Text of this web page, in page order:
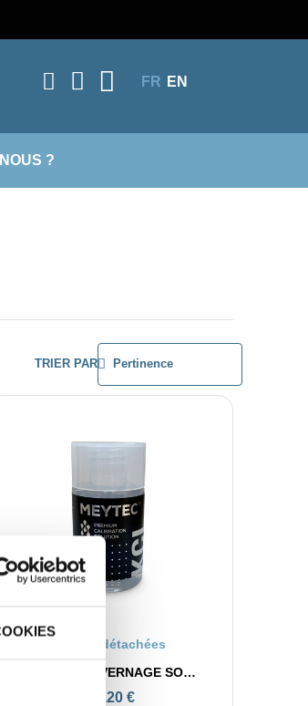
FR EN
?
TRIER PAR
APERÇU RAPIDE
Pièces détachées
SOLUTION HIVERNAGE SONDE KCL
19,20 €